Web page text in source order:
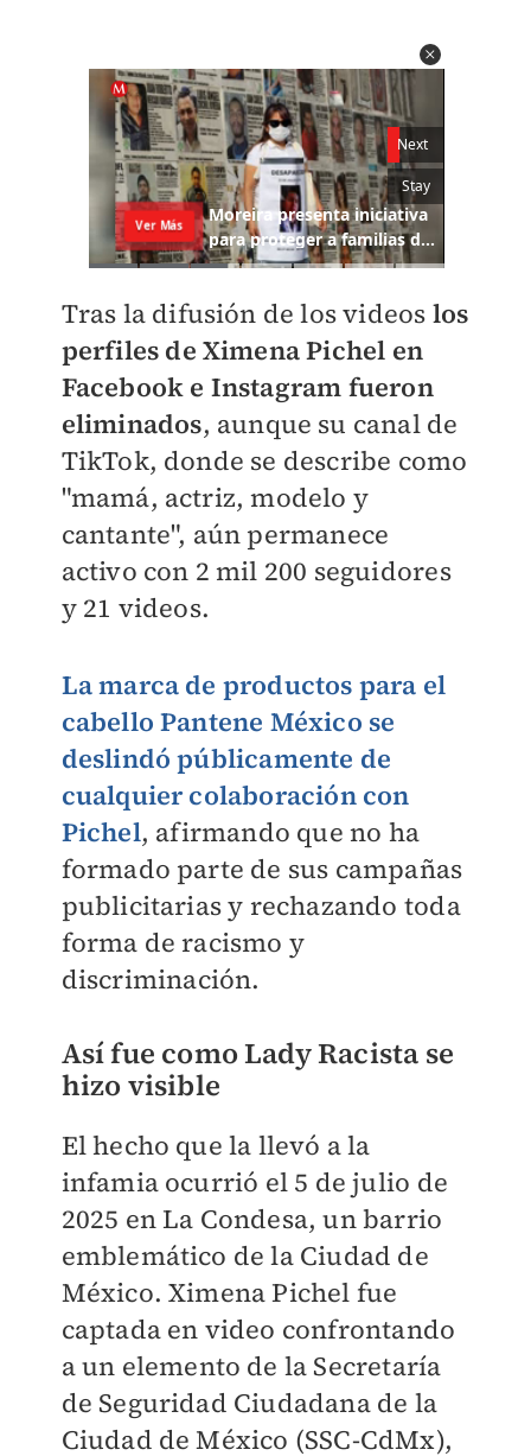
Tras la difusión de los videos los
perfiles de Ximena Pichel en
Facebook e Instagram fueron
eliminados, aunque su canal de
TikTok, donde se describe como
"mamá, actriz, modelo y
cantante", aún permanece
activo con 2 mil 200 seguidores
y 21 videos.
La marca de productos para el
cabello Pantene México se
deslindó públicamente de
cualquier colaboración con
Pichel, afirmando que no ha
formado parte de sus campañas
publicitarias y rechazando toda
forma de racismo y
discriminación.
Así fue como Lady Racista se
hizo visible
El hecho que la llevó a la
infamia ocurrió el 5 de julio de
2025 en La Condesa, un barrio
emblemático de la Ciudad de
México. Ximena Pichel fue
captada en video confrontando
a un elemento de la Secretaría
de Seguridad Ciudadana de la
Ciudad de México (SSC-CdMx),